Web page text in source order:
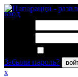
вход
Забыли пароль?
x